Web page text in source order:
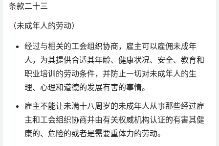
条款二十三
（未成年人的劳动）
经过与相关的工会组织协商，雇主可以雇佣未成年
人，为其提供合适其年龄、健康状况、安全、教育和
职业培训的劳动条件，并防止一切对未成年人的生
理、心理和道德的发展有害的事情。
雇主不能让未满十八周岁的未成年人从事那些经过雇
主和工会组织协商并由有关权威机构认证的有害其健
康的、危险的或者是需要重体力的劳动。